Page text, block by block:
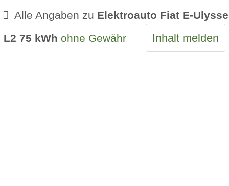
Alle Angaben zu Elektroauto Fiat E-Ulysse
L2 75 kWh ohne Gewähr Inhalt melden